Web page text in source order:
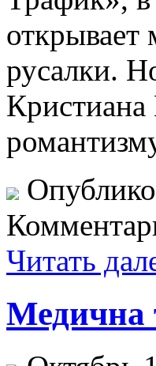
открывает
русалки.
Читать
Медична